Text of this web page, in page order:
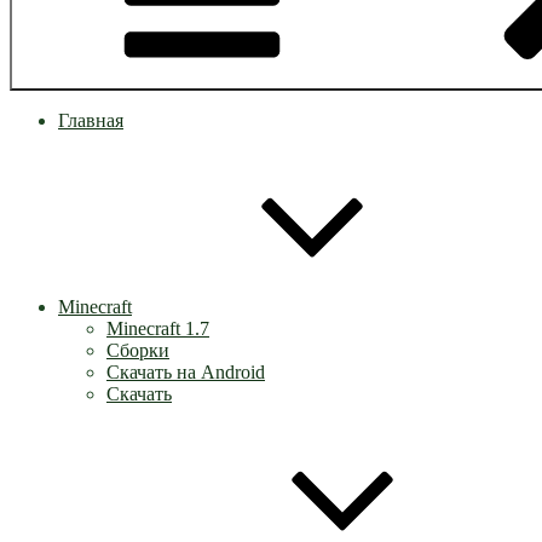
Главная
Minecraft
Minecraft 1.7
Сборки
Скачать на Android
Скачать